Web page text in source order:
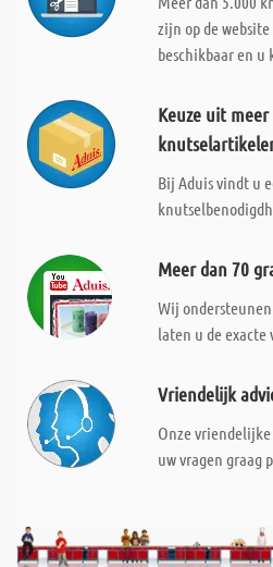
zijn op de website
beschikbaar en u
Keuze uit meer
Bij Aduis vindt u
Meer dan 70
Wij
laten u de
Vriendelijk
Onze
uw vragen graag